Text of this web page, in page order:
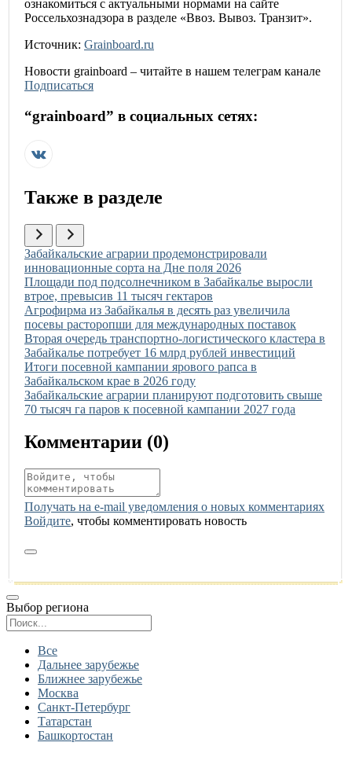
ознакомиться с актуальными нормами на сайте
Россельхознадзора в разделе «Ввоз. Вывоз. Транзит».
Источник: Grainboard.ru
Новости grainboard – читайте в нашем телеграм канале
Подписаться
“grainboard” в социальных сетях:
Также в разделе
Иллюстрация новости
Забайкальские аграрии продемонстрировали
инновационные сорта на Дне поля 2026
Иллюстрация новости
Площади под подсолнечником в Забайкалье выросли
втрое, превысив 11 тысяч гектаров
Иллюстрация новости
Агрофирма из Забайкалья в десять раз увеличила
посевы расторопши для международных поставок
Иллюстрация новости
Вторая очередь транспортно-логистического кластера в
Забайкалье потребует 16 млрд рублей инвестиций
Иллюстрация новости
Итоги посевной кампании ярового рапса в
Забайкальском крае в 2026 году
Иллюстрация новости
Забайкальские аграрии планируют подготовить свыше
70 тысяч га паров к посевной кампании 2027 года
Комментарии (0)
Получать на e‑mail уведомления о новых комментариях
Войдите, чтобы комментировать новость
Выбор региона
Все
Дальнее зарубежье
Ближнее зарубежье
Москва
Санкт-Петербург
Татарстан
Башкортостан